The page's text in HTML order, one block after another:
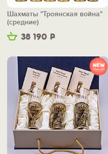
38 190 Р
Шахматы "Троянская война"
(средние)